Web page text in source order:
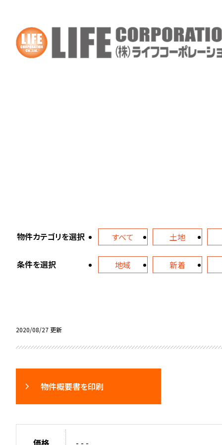
物件カテゴリを選択 すべて 土地
条件を選択 地域 新着
2020/08/27 更新
物件概要書を印刷
価格 - - -